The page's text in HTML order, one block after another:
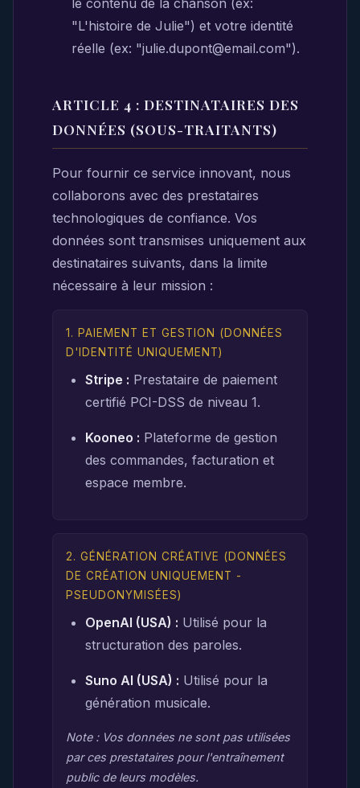
le contenu de la chanson (ex:
"L'histoire de Julie") et votre identité
réelle (ex: "julie.dupont@email.com").
ARTICLE 4 : DESTINATAIRES DES
DONNÉES (SOUS-TRAITANTS)
Pour fournir ce service innovant, nous
collaborons avec des prestataires
technologiques de confiance. Vos
données sont transmises uniquement aux
destinataires suivants, dans la limite
nécessaire à leur mission :
1. PAIEMENT ET GESTION (DONNÉES
D'IDENTITÉ UNIQUEMENT)
Stripe : Prestataire de paiement
certifié PCI-DSS de niveau 1.
Kooneo : Plateforme de gestion
des commandes, facturation et
espace membre.
2. GÉNÉRATION CRÉATIVE (DONNÉES
DE CRÉATION UNIQUEMENT -
PSEUDONYMISÉES)
OpenAI (USA) : Utilisé pour la
structuration des paroles.
Suno AI (USA) : Utilisé pour la
génération musicale.
Note : Vos données ne sont pas utilisées
par ces prestataires pour l'entraînement
public de leurs modèles.